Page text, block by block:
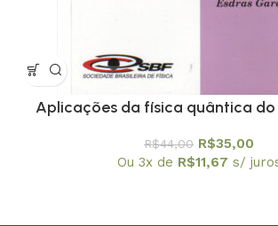
Aplicações da física quântica
/ SBF
R$44,00 R$35,00
Ou 3x de R$11,67 s/